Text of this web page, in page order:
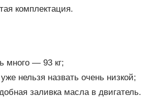
комплектация.
много — 93 кг;
нельзя назвать очень низкой;
заливка масла в двигатель.